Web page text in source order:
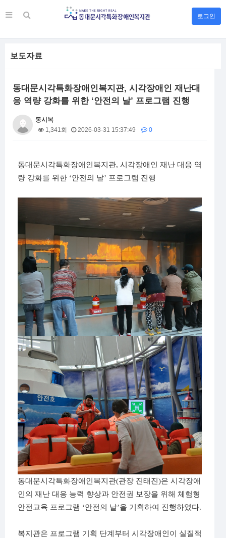
로그인
보도자료
동대문시각특화장애인복지관, 시각장애인 재난대
응 역량 강화를 위한 ‘안전의 날’ 프로그램 진행
동시복
1,341회
2026-03-31 15:37:49 0
동대문시각특화장애인복지관, 시각장애인 재난 대응 역
량 강화를 위한 ‘안전의 날’ 프로그램 진행
동대문시각특화장애인복지관(관장 진태진)은 시각장애
인의 재난 대응 능력 향상과 안전권 보장을 위해 체험형
안전교육 프로그램 ‘안전의 날’을 기획하여 진행하였다.
복지관은 프로그램 기획 단계부터 시각장애인이 실질적